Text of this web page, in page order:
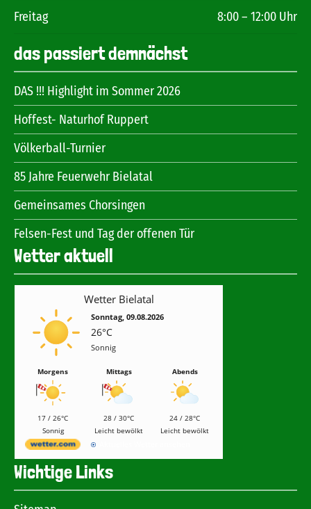
Freitag 8:00 – 12:00 Uhr
das passiert demnächst
DAS !!! Highlight im Sommer 2026
Hoffest- Naturhof Ruppert
Völkerball-Turnier
85 Jahre Feuerwehr Bielatal
Gemeinsames Chorsingen
Felsen-Fest und Tag der offenen Tür
Wetter aktuell
Wetter Bielatal
Sonntag, 09.08.2026
26°C
Sonnig
Morgens
17 / 26°C
Sonnig
Mittags
28 / 30°C
Leicht bewölkt
Abends
24 / 28°C
Leicht bewölkt
Wichtige Links